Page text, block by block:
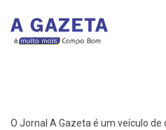
O Jornal A Gazeta é um veículo